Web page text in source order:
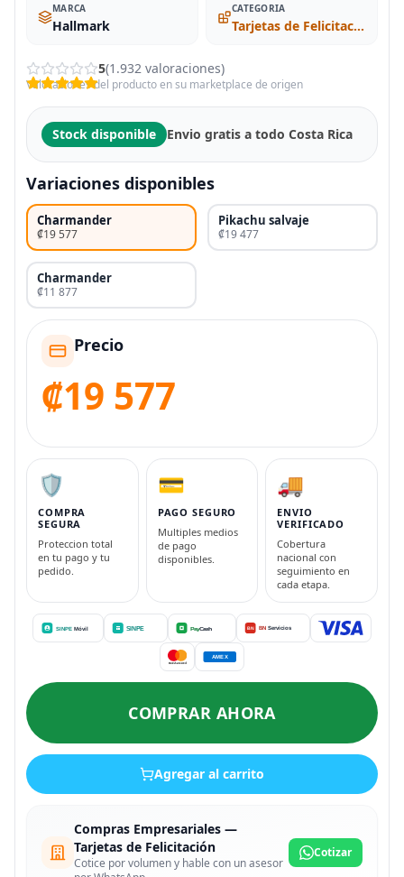
MARCA
Hallmark
CATEGORIA
Tarjetas de Felicitación
5(1.932 valoraciones)
Valoraciones del producto en su marketplace de origen
Stock disponible Envio gratis a todo Costa Rica
Variaciones disponibles
Charmander
₡19 577
Pikachu salvaje
₡19 477
Charmander
₡11 877
Precio
₡19 577
🛡️
COMPRA
SEGURA
Proteccion total
en tu pago y tu
pedido.
💳
PAGO SEGURO
Multiples medios
de pago
disponibles.
🚚
ENVIO
VERIFICADO
Cobertura
nacional con
seguimiento en
cada etapa.
COMPRAR AHORA
Agregar al carrito
Compras Empresariales —
Tarjetas de Felicitación
Cotice por volumen y hable con un asesor
Cotizar